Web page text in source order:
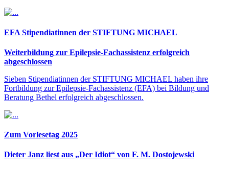
EFA Stipendiatinnen der STIFTUNG MICHAEL
Weiterbildung zur Epilepsie-Fachassistenz erfolgreich
abgeschlossen
Sieben Stipendiatinnen der STIFTUNG MICHAEL haben ihre
Fortbildung zur Epilepsie-Fachassistenz (EFA) bei Bildung und
Beratung Bethel erfolgreich abgeschlossen.
Zum Vorlesetag 2025
Dieter Janz liest aus „Der Idiot“ von F. M. Dostojewski